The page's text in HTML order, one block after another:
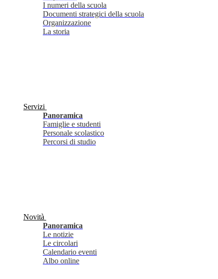
I numeri della scuola
Documenti strategici della scuola
Organizzazione
La storia
Servizi
Panoramica
Famiglie e studenti
Personale scolastico
Percorsi di studio
Novità
Panoramica
Le notizie
Le circolari
Calendario eventi
Albo online